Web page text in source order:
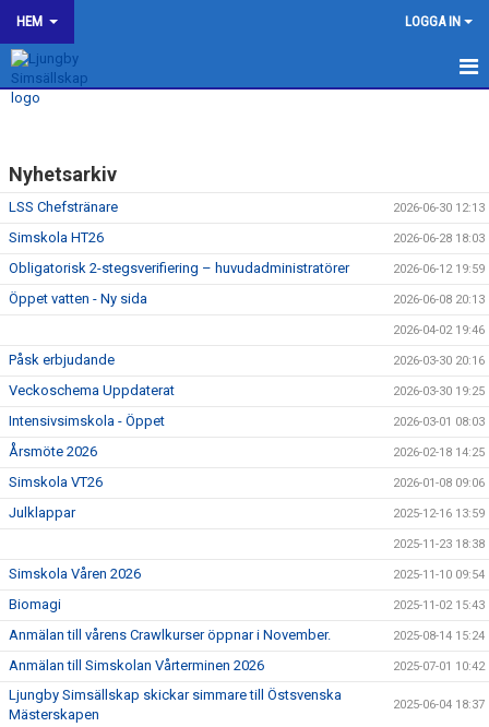
HEM LOGGA IN
LJUNGBY SIMSÄLLSKAP
BILDGALLERI
SPONSORER
KALENDER
WEBSHOP
HJÄLP TILL I LJUNGBY SS
Nyhetsarkiv
LSS Chefstränare 2026-06-30 12:13
Simskola HT26 2026-06-28 18:03
Obligatorisk 2-stegsverifiering – huvudadministratörer 2026-06-12 19:59
Öppet vatten - Ny sida 2026-06-08 20:13
2026-04-02 19:46
Påsk erbjudande 2026-03-30 20:16
Veckoschema Uppdaterat 2026-03-30 19:25
Intensivsimskola - Öppet 2026-03-01 08:03
Årsmöte 2026 2026-02-18 14:25
Simskola VT26 2026-01-08 09:06
Julklappar 2025-12-16 13:59
2025-11-23 18:38
Simskola Våren 2026 2025-11-10 09:54
Biomagi 2025-11-02 15:43
Anmälan till vårens Crawlkurser öppnar i November. 2025-08-14 15:24
Anmälan till Simskolan Vårterminen 2026 2025-07-01 10:42
Ljungby Simsällskap skickar simmare till Östsvenska
Mästerskapen
2025-06-04 18:37